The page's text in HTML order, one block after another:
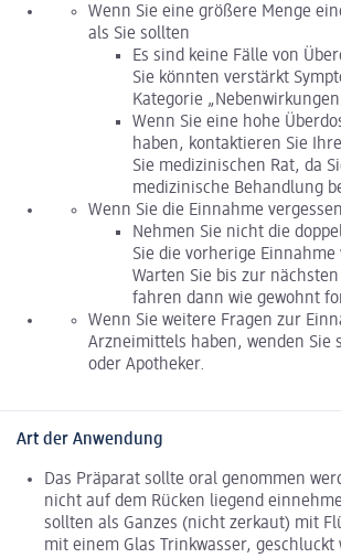
Wenn Sie eine größere Menge
als Sie sollten
Es sind keine Fälle von
Sie könnten verstärkt
Kategorie
Wenn Sie eine hohe
haben, kontaktieren Sie
Sie medizinischen Rat, da
medizinische Behandlung
Wenn Sie die Einnahme
Nehmen Sie nicht die
Sie die vorherige Einnahme
Warten Sie bis zur
fahren dann wie gewohnt
Wenn Sie weitere Fragen zur
Arzneimittels haben, wenden Sie
oder Apotheker.
Art der Anwendung
Das Präparat sollte oral genommen
nicht auf dem Rücken liegend
sollten als Ganzes (nicht zerkaut) mit
mit einem Glas Trinkwasser, geschluckt